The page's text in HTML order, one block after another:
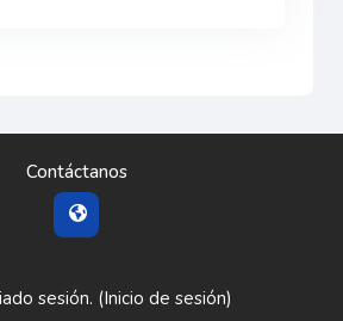
Contáctanos
sesión. (Inicio de sesión)